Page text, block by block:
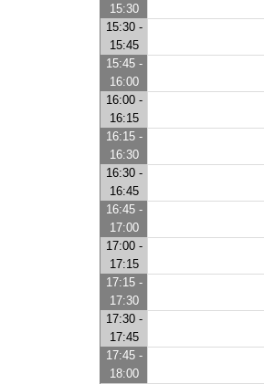
15:30
15:30 -
15:45
15:45 -
16:00
16:00 -
16:15
16:15 -
16:30
16:30 -
16:45
16:45 -
17:00
17:00 -
17:15
17:15 -
17:30
17:30 -
17:45
17:45 -
18:00